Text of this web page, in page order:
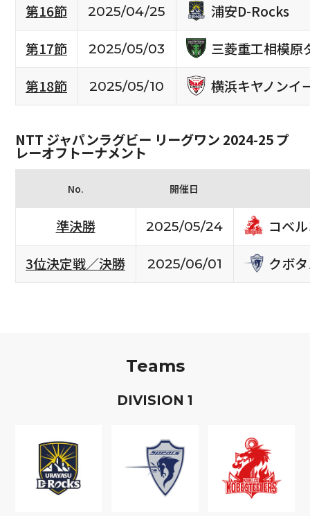
第16節
2025/04/25
浦安D-Rocks
第17節
2025/05/03
三菱重工相模原
第18節
2025/05/10 横浜キヤノンイ
NTT ジャパンラグビー リーグワン 2024-25 プ
レーオフトーナメント
No. 開催日
準決勝 2025/05/24
コベ
3位決定戦／決勝
2025/06/01 クボ
Teams
DIVISION 1